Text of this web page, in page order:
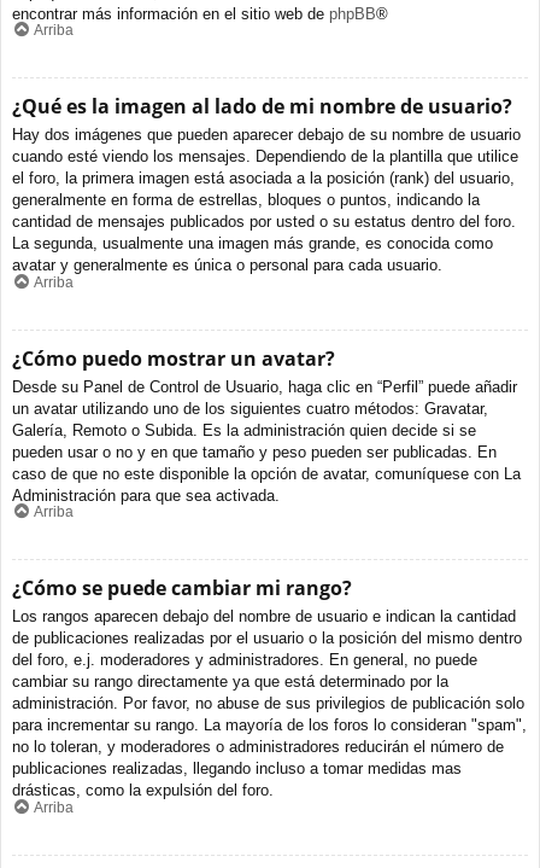
encontrar más información en el sitio web de phpBB®
Arriba
¿Qué es la imagen al lado de mi nombre de usuario?
Hay dos imágenes que pueden aparecer debajo de su nombre de usuario
cuando esté viendo los mensajes. Dependiendo de la plantilla que utilice
el foro, la primera imagen está asociada a la posición (rank) del usuario,
generalmente en forma de estrellas, bloques o puntos, indicando la
cantidad de mensajes publicados por usted o su estatus dentro del foro.
La segunda, usualmente una imagen más grande, es conocida como
avatar y generalmente es única o personal para cada usuario.
Arriba
¿Cómo puedo mostrar un avatar?
Desde su Panel de Control de Usuario, haga clic en “Perfil” puede añadir
un avatar utilizando uno de los siguientes cuatro métodos: Gravatar,
Galería, Remoto o Subida. Es la administración quien decide si se
pueden usar o no y en que tamaño y peso pueden ser publicadas. En
caso de que no este disponible la opción de avatar, comuníquese con La
Administración para que sea activada.
Arriba
¿Cómo se puede cambiar mi rango?
Los rangos aparecen debajo del nombre de usuario e indican la cantidad
de publicaciones realizadas por el usuario o la posición del mismo dentro
del foro, e.j. moderadores y administradores. En general, no puede
cambiar su rango directamente ya que está determinado por la
administración. Por favor, no abuse de sus privilegios de publicación solo
para incrementar su rango. La mayoría de los foros lo consideran "spam",
no lo toleran, y moderadores o administradores reducirán el número de
publicaciones realizadas, llegando incluso a tomar medidas mas
drásticas, como la expulsión del foro.
Arriba